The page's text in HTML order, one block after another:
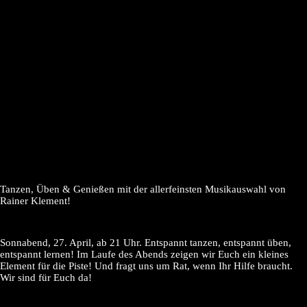
Tanzen, Üben & Genießen mit der allerfeinsten Musikauswahl von
Rainer Klement!
Sonnabend, 27. April, ab 21 Uhr. Entspannt tanzen, entspannt üben,
entspannt lernen! Im Laufe des Abends zeigen wir Euch ein kleines
Element für die Piste! Und fragt uns um Rat, wenn Ihr Hilfe braucht.
Wir sind für Euch da!